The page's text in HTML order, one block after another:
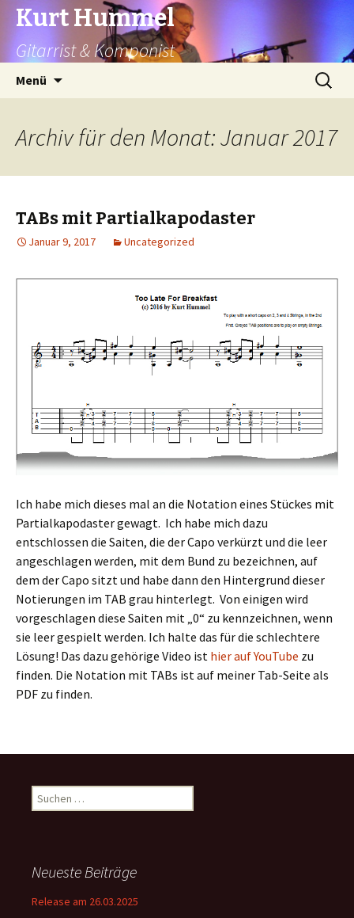
Kurt Hummel
Gitarrist & Komponist
Menü
Suchen
nach:
Archiv für den Monat: Januar 2017
TABs mit Partialkapodaster
Januar 9, 2017 Uncategorized
Ich habe mich dieses mal an die Notation eines Stückes mit
Partialkapodaster gewagt. Ich habe mich dazu
entschlossen die Saiten, die der Capo verkürzt und die leer
angeschlagen werden, mit dem Bund zu bezeichnen, auf
dem der Capo sitzt und habe dann den Hintergrund dieser
Notierungen im TAB grau hinterlegt. Von einigen wird
vorgeschlagen diese Saiten mit „0“ zu kennzeichnen, wenn
sie leer gespielt werden. Ich halte das für die schlechtere
Lösung! Das dazu gehörige Video ist hier auf YouTube zu
finden. Die Notation mit TABs ist auf meiner Tab-Seite als
PDF zu finden.
Suchen
nach:
Neueste Beiträge
Release am 26.03.2025